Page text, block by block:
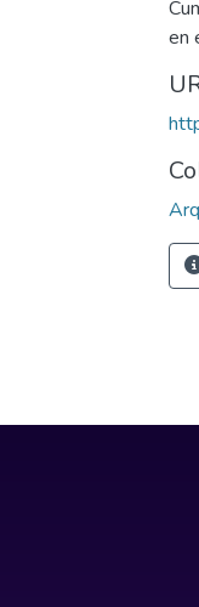
en